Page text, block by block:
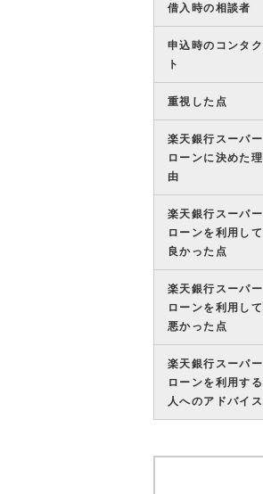
借入時の相談者
申込時のコンタク
ト
重視した点
楽天銀行スーパー
ローンに決めた理
由
楽天銀行スーパー
ローンを利用して
良かった点
楽天銀行スーパー
ローンを利用して
悪かった点
楽天銀行スーパー
ローンを利用する
人へのアドバイス